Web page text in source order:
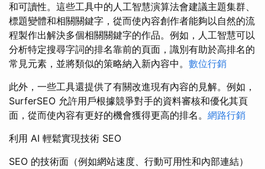
和可讀性。這些工具中的人工智慧演算法會建議主題集群、
標題變體和相關關鍵字，從而使內容創作者能夠以自然的流
程製作出解決多個相關關鍵字的作品。例如，人工智慧可以
分析特定搜尋字詞的排名靠前的頁面，識別有助於高排名的
常見元素，並將類似的策略納入新內容中。 數位行銷
此外，一些工具還提供了有關改進現有內容的見解。例如，
SurferSEO 允許用戶根據競爭對手的資料審核和優化其頁
面，從而使內容有更好的機會獲得更高的排名。 網路行銷
利用 AI 輕鬆實現技術 SEO
SEO 的技術面（例如網站速度、行動可用性和內部連結）